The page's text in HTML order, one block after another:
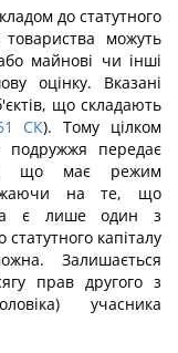
до статутного
товариства можуть
майнові чи інші
оцінку. Вказані
що складають
СК). Тому цілком
передає
що має режим
на те, що
є лише один з
капіталу
Залишається
прав другого з
учасника